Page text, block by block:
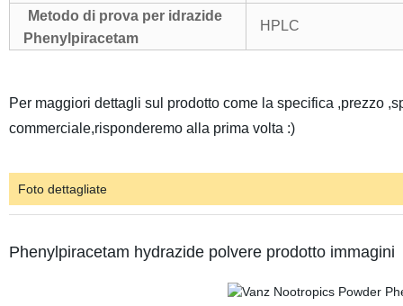
Metodo di prova per idrazide
Phenylpiracetam
HPLC
Per maggiori dettagli sul prodotto come la specifica ,prezzo
commerciale,risponderemo alla prima volta :)
Foto dettagliate
Phenylpiracetam hydrazide polvere prodotto